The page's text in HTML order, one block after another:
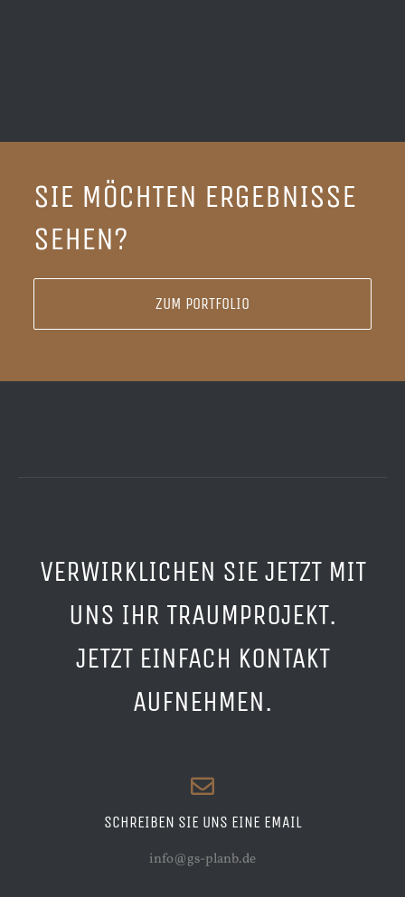
SIE MÖCHTEN ERGEBNISSE
SEHEN?
ZUM PORTFOLIO
VERWIRKLICHEN SIE JETZT MIT
UNS IHR TRAUMPROJEKT.
JETZT EINFACH KONTAKT
AUFNEHMEN.
SCHREIBEN SIE UNS EINE EMAIL
info@gs-planb.de